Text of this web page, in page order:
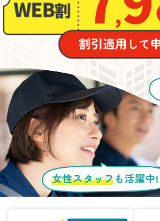
女性スタッフ も活躍中!